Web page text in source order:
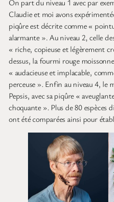
On part du niveau 1 avec par
Claudie et moi avons
piqûre est décrite comme «
alarmante ». Au niveau 2, celle
« riche, copieuse et légèrement
dessus, la fourmi rouge
« audacieuse et implacable,
perceuse ». Enfin au niveau 4, le
Pepsis, avec sa piqûre «
choquante ». Plus de 80 espèces
ont été comparées ainsi pour